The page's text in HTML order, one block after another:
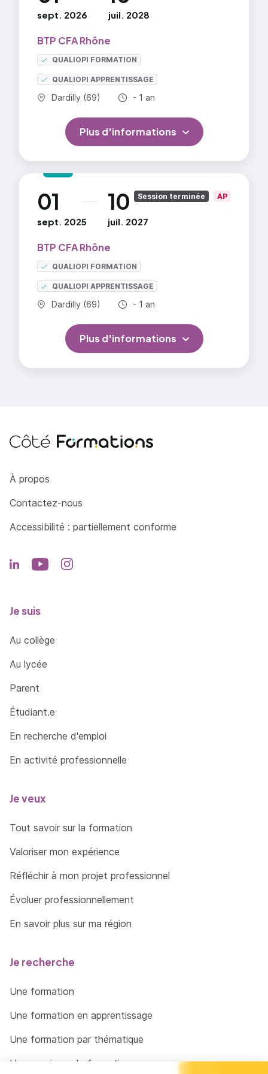
sept. 2026 juil. 2028
BTP CFA Rhône
QUALIOPI FORMATION
QUALIOPI APPRENTISSAGE
Commune :
Dardilly (69) Durée totale :
- 1 an
Plus d'informations
01
sept. 2025
au 10
juil. 2027
BTP CFA Rhône
QUALIOPI FORMATION
QUALIOPI APPRENTISSAGE
Commune :
Dardilly (69) Durée totale :
- 1 an
Session terminée AP
Plus d'informations
Côté Formations
À propos
Contactez-nous
Accessibilité : partiellement conforme
Je suis
Au collège
Au lycée
Parent
Étudiant.e
En recherche d'emploi
En activité professionnelle
Je veux
Tout savoir sur la formation
Valoriser mon expérience
Réfléchir à mon projet professionnel
Évoluer professionnellement
En savoir plus sur ma région
Je recherche
Une formation
Une formation en apprentissage
Une formation par thématique
Un organisme de formation